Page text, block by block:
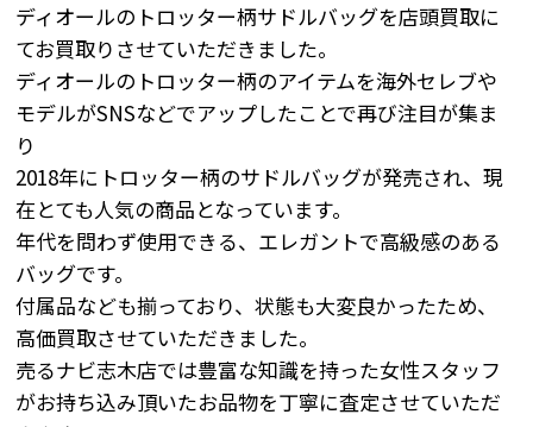
ディオールのトロッター柄サドルバッグを店頭買取に
てお買取りさせていただきました。
ディオールのトロッター柄のアイテムを海外セレブや
モデルがSNSなどでアップしたことで再び注目が集ま
り
2018年にトロッター柄のサドルバッグが発売され、現
在とても人気の商品となっています。
年代を問わず使用できる、エレガントで高級感のある
バッグです。
付属品なども揃っており、状態も大変良かったため、
高価買取させていただきました。
売るナビ志木店では豊富な知識を持った女性スタッフ
がお持ち込み頂いたお品物を丁寧に査定させていただ